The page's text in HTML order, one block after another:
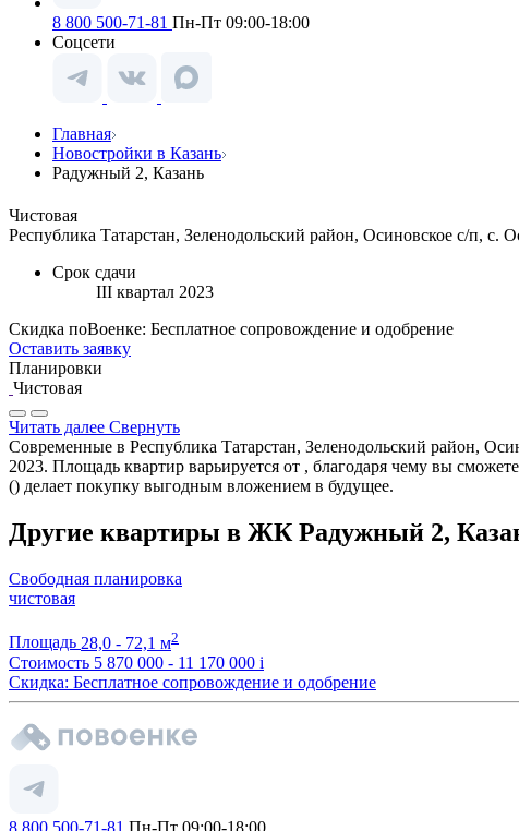
8 800 500-71-81 Пн-Пт 09:00-18:00
Соцсети
Главная
Новостройки в Казань
Радужный 2, Казань
Чистовая
Республика Татарстан, Зеленодольский район, Осиновское с/п, с.
Срок сдачи
III квартал 2023
Скидка поВоенке: Бесплатное сопровождение и одобрение
Оставить заявку
Планировки
Чистовая
Читать далее Свернуть
Современные в Республика Татарстан, Зеленодольский район,
2023. Площадь квартир варьируется от , благодаря чему вы
() делает покупку выгодным вложением в будущее.
Другие квартиры в ЖК Радужный 2,
Свободная планировка
чистовая
Площадь 28,0 - 72,1 м2
Стоимость 5 870 000 - 11 170 000 i
Скидка: Бесплатное сопровождение и одобрение
8 800 500-71-81 Пн-Пт 09:00-18:00